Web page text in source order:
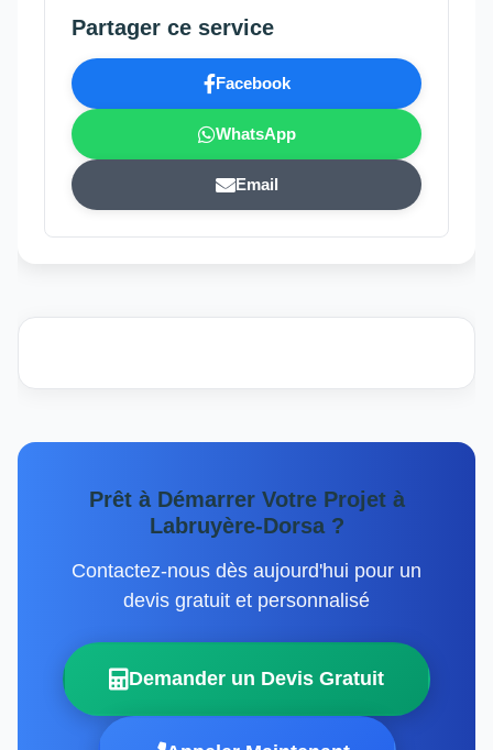
Partager ce service
Facebook
WhatsApp
Email
Prêt à Démarrer Votre Projet à
Labruyère-Dorsa ?
Contactez-nous dès aujourd'hui pour un
devis gratuit et personnalisé
Demander un Devis Gratuit